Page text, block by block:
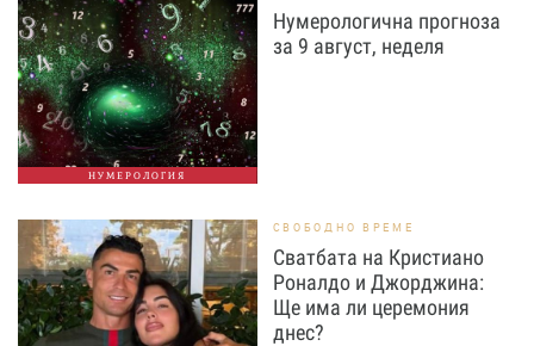
НУМЕРОЛОГИЯ
Нумерологична прогноза
за 9 август, неделя
СВОБОДНО ВРЕМЕ
Сватбата на Кристиано
Роналдо и Джорджина:
Ще има ли церемония
днес?